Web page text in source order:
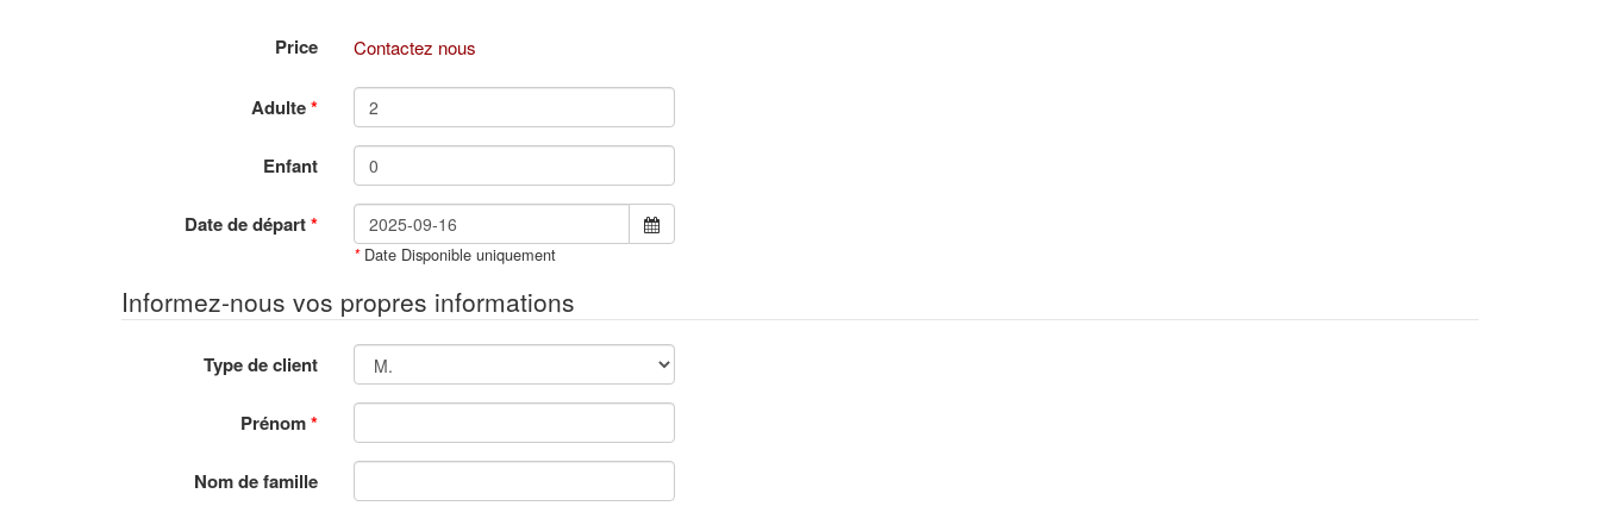
Price Contactez nous
Adulte*
Enfant
Date de départ*
*Date Disponible uniquement
Informez-nous vos propres informations
Type de client
Prénom*
Nom de famille